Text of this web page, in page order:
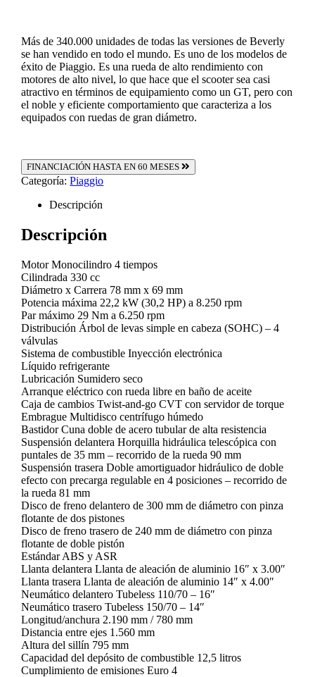
Más de 340.000 unidades de todas las versiones de Beverly
se han vendido en todo el mundo. Es uno de los modelos de
éxito de Piaggio. Es una rueda de alto rendimiento con
motores de alto nivel, lo que hace que el scooter sea casi
atractivo en términos de equipamiento como un GT, pero con
el noble y eficiente comportamiento que caracteriza a los
equipados con ruedas de gran diámetro.
FINANCIACIÓN HASTA EN 60 MESES
Categoría:Piaggio
Descripción
Descripción
Motor Monocilindro 4 tiempos
Cilindrada 330 cc
Diámetro x Carrera 78 mm x 69 mm
Potencia máxima 22,2 kW (30,2 HP) a 8.250 rpm
Par máximo 29 Nm a 6.250 rpm
Distribución Árbol de levas simple en cabeza (SOHC) – 4
válvulas
Sistema de combustible Inyección electrónica
Líquido refrigerante
Lubricación Sumidero seco
Arranque eléctrico con rueda libre en baño de aceite
Caja de cambios Twist-and-go CVT con servidor de torque
Embrague Multidisco centrífugo húmedo
Bastidor Cuna doble de acero tubular de alta resistencia
Suspensión delantera Horquilla hidráulica telescópica con
puntales de 35 mm – recorrido de la rueda 90 mm
Suspensión trasera Doble amortiguador hidráulico de doble
efecto con precarga regulable en 4 posiciones – recorrido de
la rueda 81 mm
Disco de freno delantero de 300 mm de diámetro con pinza
flotante de dos pistones
Disco de freno trasero de 240 mm de diámetro con pinza
flotante de doble pistón
Estándar ABS y ASR
Llanta delantera Llanta de aleación de aluminio 16″ x 3.00″
Llanta trasera Llanta de aleación de aluminio 14″ x 4.00″
Neumático delantero Tubeless 110/70 – 16″
Neumático trasero Tubeless 150/70 – 14″
Longitud/anchura 2.190 mm / 780 mm
Distancia entre ejes 1.560 mm
Altura del sillín 795 mm
Capacidad del depósito de combustible 12,5 litros
Cumplimiento de emisiones Euro 4